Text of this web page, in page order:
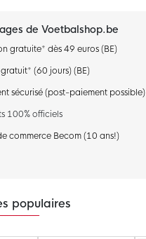
de Voetbalshop.be
gratuite* dès 49 euros (BE)
(60 jours) (BE)
sécurisé (post-paiement possible)
100% officiels
commerce Becom (10 ans!)
populaires